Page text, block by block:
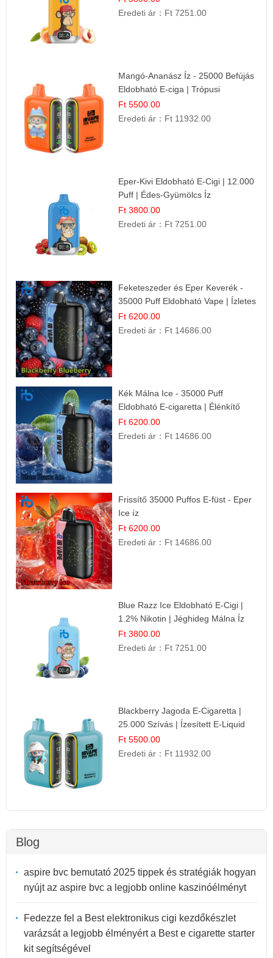
Eredeti ár： Ft 7251.00
Mangó-Ananász Íz - 25000 Befújás
Eldobható E-ciga | Trópusi
Gyümölcs Élmény!
Ft 5500.00
Eredeti ár： Ft 11932.00
Eper-Kivi Eldobható E-Cigi | 12.000
Puff | Édes-Gyümölcs Íz
Ft 3800.00
Eredeti ár： Ft 7251.00
Feketeszeder és Eper Keverék -
35000 Puff Eldobható Vape | Ízletes
Gyümölcsökombináció!
Ft 6200.00
Eredeti ár： Ft 14686.00
Kék Málna Ice - 35000 Puff
Eldobható E-cigaretta | Élénkítő
Gyümölcsös Frissesség!
Ft 6200.00
Eredeti ár： Ft 14686.00
Frissítő 35000 Puffos E-füst - Eper
Ice íz
Ft 6200.00
Eredeti ár： Ft 14686.00
Blue Razz Ice Eldobható E-Cigi |
1.2% Nikotin | Jéghideg Málna Íz
Ft 3800.00
Eredeti ár： Ft 7251.00
Blackberry Jagoda E-Cigaretta |
25.000 Szívás | Ízesített E-Liquid
Ft 5500.00
Eredeti ár： Ft 11932.00
Blog
aspire bvc bemutató 2025 tippek és stratégiák hogyan
nyújt az aspire bvc a legjobb online kaszinóélményt
Fedezze fel a Best elektronikus cigi kezdőkészlet
varázsát a legjobb élményért a Best e cigarette starter
kit segítségével